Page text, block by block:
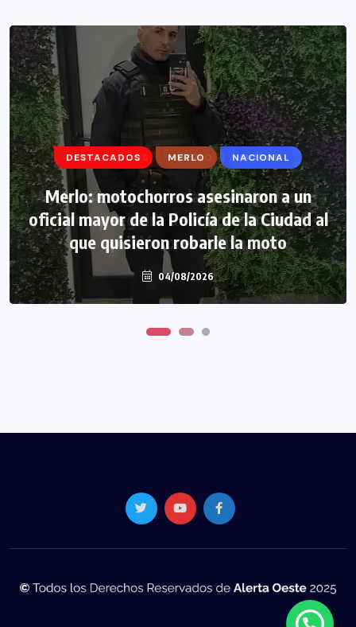
DESTACADOS MERLO NACIONAL
Merlo: motochorros asesinaron a un
oficial mayor de la Policía de la Ciudad al
que quisieron robarle la moto
04/08/2026
DESTACADOS MERLO MORÓN
Morón: se negó a declarar la funcionaria
narco y seguirá detenida camino a
prisión preventiva
04/08/2026